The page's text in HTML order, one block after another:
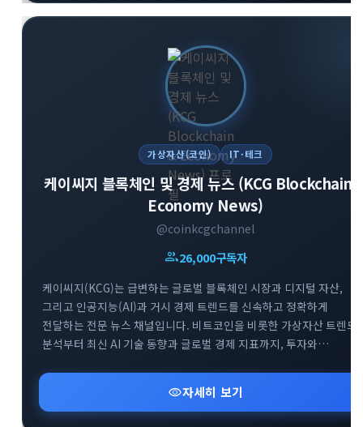
가상자산(코인) IT·테크
케이씨지 블록체인 및 경제 뉴스 (KCG Blockchain
Economy News)
@coinkcgchannel
group26,000구독자
케이씨지(KCG)는 급변하는 글로벌 블록체인 시장과 디지털 자산,
그리고 인공지능(AI)과 거시 경제 트렌드를 신속하고 정확하게
전달하는 전문 뉴스 채널입니다. 비트코인을 비롯한 가상자산 트렌드
분석부터 최신 AI 기술 동향과 글로벌 경제 지표까지, 투자와
웹사이트 및 소통방(카카오톡, 텔레그램 그룹)을 통해 커뮤니티
구성원들과 실시간으로 유익한 인사이트를 공유하고 있습니다.
변화하는 미래 기술과 금융 시장의 흐름을 가장 먼저 파악하고
visibility자세히 보기